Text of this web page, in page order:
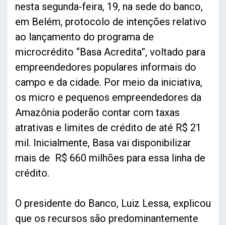
nesta segunda-feira, 19, na sede do banco,
em Belém, protocolo de intenções relativo
ao lançamento do programa de
microcrédito “Basa Acredita”, voltado para
empreendedores populares informais do
campo e da cidade. Por meio da iniciativa,
os micro e pequenos empreendedores da
Amazônia poderão contar com taxas
atrativas e limites de crédito de até R$ 21
mil. Inicialmente, Basa vai disponibilizar
mais de R$ 660 milhões para essa linha de
crédito.
O presidente do Banco, Luiz Lessa, explicou
que os recursos são predominantemente